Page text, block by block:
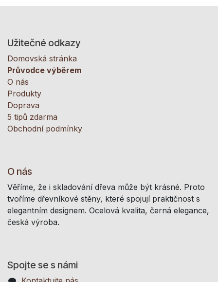
Užitečné odkazy
Domovská stránka
Průvodce výběrem
O nás
Produkty
Doprava
5 tipů zdarma
Obchodní podmínky
O nás
Věříme, že i skladování dřeva může být krásné. Proto
tvoříme dřevníkové stěny, které spojují praktičnost s
elegantním designem. Ocelová kvalita, černá elegance,
česká výroba.
Spojte se s námi